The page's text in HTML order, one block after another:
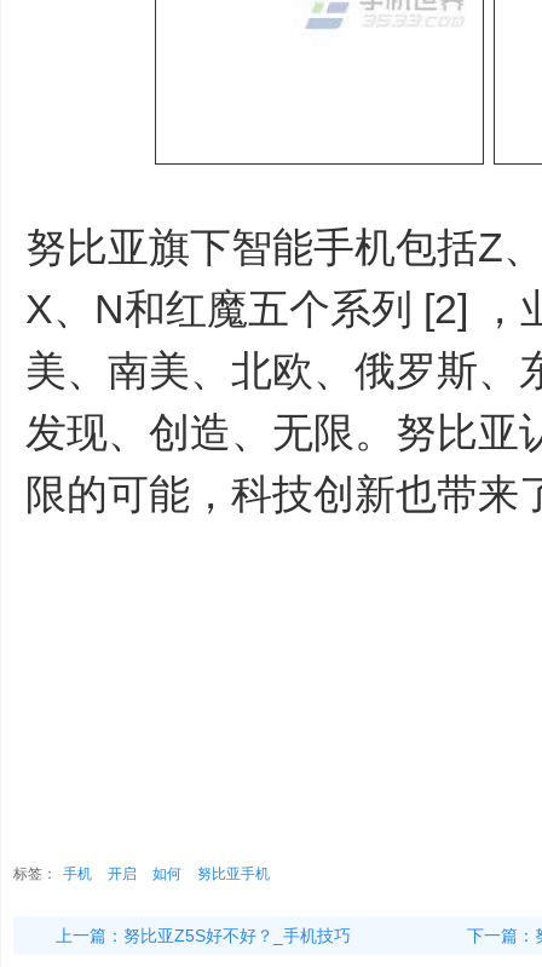
努比亚旗下智能手机包括Z
X、N和红魔五个系列 [2] ，
美、南美、北欧、俄罗斯、
发现、创造、无限。努比亚
限的可能，科技创新也带来
标签： 手机 开启 如何 努比亚手机
上一篇： 努比亚Z5S好不好？_手机技巧 下一篇：